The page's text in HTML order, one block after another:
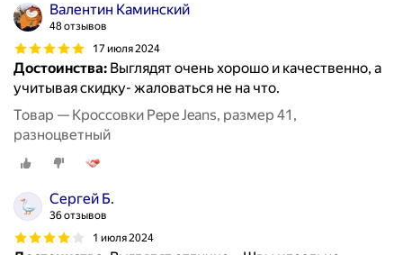
Валентин Каминский
48 отзывов
17 июля 2024
Достоинства: Выглядят очень хорошо и качественно, а
учитывая скидку- жаловаться не на что.
Товар — Кроссовки Pepe Jeans, размер 41,
разноцветный
Сергей Б.
36 отзывов
1 июля 2024